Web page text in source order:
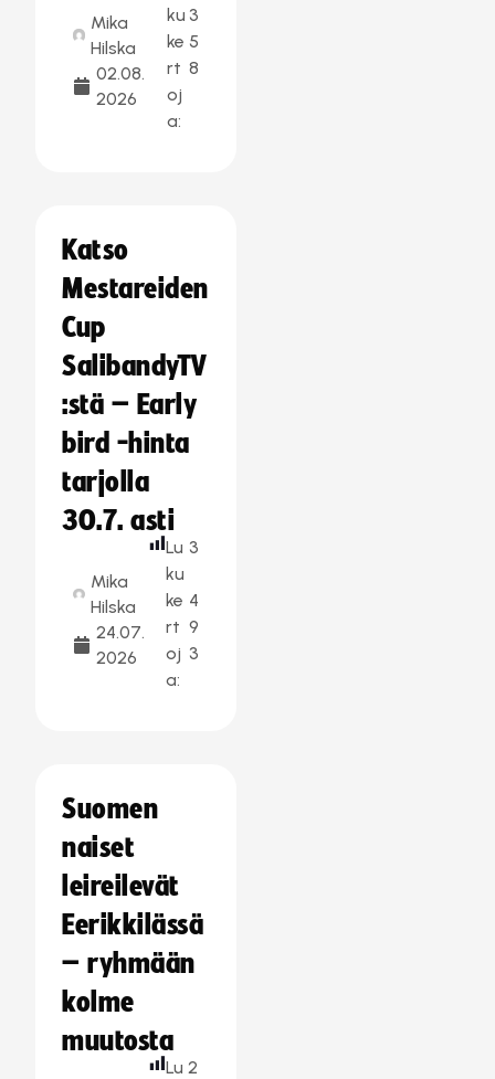
Mika
Hilska
02.08.
2026
ku
ke
rt
oj
a:
3
5
8
Katso
Mestareiden
Cup
SalibandyTV
:stä – Early
bird -hinta
tarjolla
30.7. asti
Mika
Hilska
24.07.
2026
Lu
ku
ke
rt
oj
a:
3
4
9
3
Suomen
naiset
leireilevät
Eerikkilässä
– ryhmään
kolme
muutosta
Lu 2